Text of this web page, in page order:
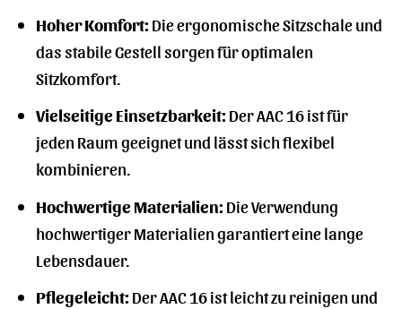
Hoher Komfort:Die ergonomische Sitzschale und
das stabile Gestell sorgen für optimalen
Sitzkomfort.
Vielseitige Einsetzbarkeit:Der AAC 16 ist für
jeden Raum geeignet und lässt sich flexibel
kombinieren.
Hochwertige Materialien:Die Verwendung
hochwertiger Materialien garantiert eine lange
Lebensdauer.
Pflegeleicht:Der AAC 16 ist leicht zu reinigen und